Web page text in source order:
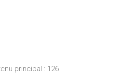
principal : 126